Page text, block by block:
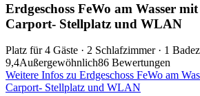
Erdgeschoss FeWo am Wasser mit
Carport- Stellplatz und WLAN
Platz für 4 Gäste · 2 Schlafzimmer · 1
9,4Außergewöhnlich86 Bewertungen
Weitere Infos zu Erdgeschoss FeWo am
Carport- Stellplatz und WLAN